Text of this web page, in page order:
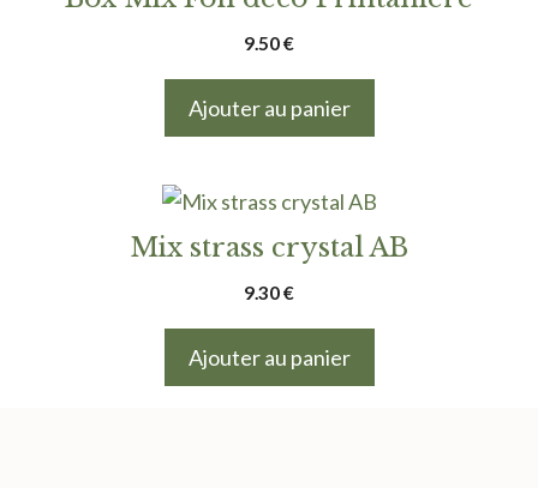
9.50€
Ajouter au panier
Mix strass crystal AB
9.30€
Ajouter au panier